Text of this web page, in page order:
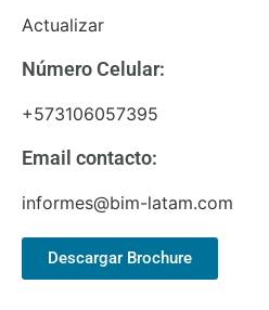
Actualizar
Número Celular:
+573106057395
Email contacto:
informes@bim-latam.com
Descargar Brochure